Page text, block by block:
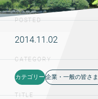
POSTED
2014.11.02
CATEGORY
カテゴリー 企業・一般の皆さ
TITLE